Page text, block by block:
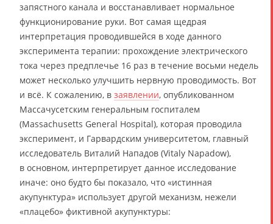
запястного канала и восстанавливает нормальное
функционирование руки. Вот самая щедрая
интерпретация проводившейся в ходе данного
эксперимента терапии: прохождение электрического
тока через предплечье 16 раз в течение восьми недель
может несколько улучшить нервную проводимость. Вот
и всё. К сожалению, в заявлении, опубликованном
Массачусетским генеральным госпиталем
(Massachusetts General Hospital), которая проводила
эксперимент, и Гарвардским университетом, главный
исследователь Виталий Нападов (Vitaly Napadow),
в основном, интерпретирует данное исследование
иначе: оно будто бы показало, что «истинная
акупунктура» использует другой механизм, нежели
«плацебо» фиктивной акупунктуры: